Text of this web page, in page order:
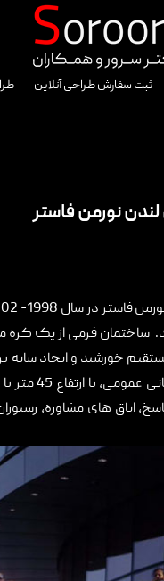
ثبت سفارش طراحی آنلاین
نورمن فاستر
ساختمان فرمی از یک
خورشید و ایجاد سایه
اتاق های مشاوره،